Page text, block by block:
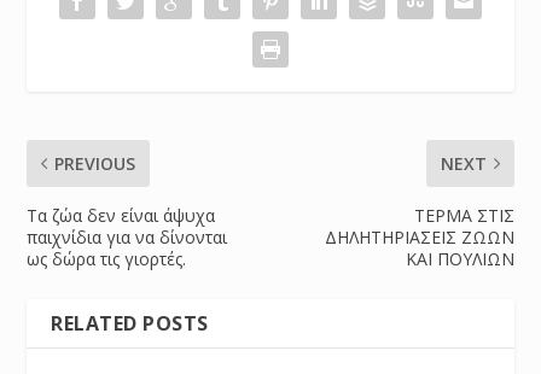
PREVIOUS
Τα ζώα δεν είναι άψυχα
παιχνίδια για να δίνονται
ως δώρα τις γιορτές.
NEXT
ΤΕΡΜΑ ΣΤΙΣ
ΔΗΛΗΤΗΡΙΑΣΕΙΣ ΖΩΩΝ
ΚΑΙ ΠΟΥΛΙΩΝ
RELATED POSTS